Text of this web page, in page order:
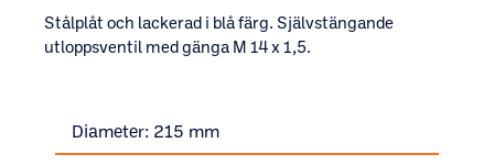
Stålplåt och lackerad i blå färg. Självstängande
utloppsventil med gänga M 14 x 1,5.
Diameter: 215 mm